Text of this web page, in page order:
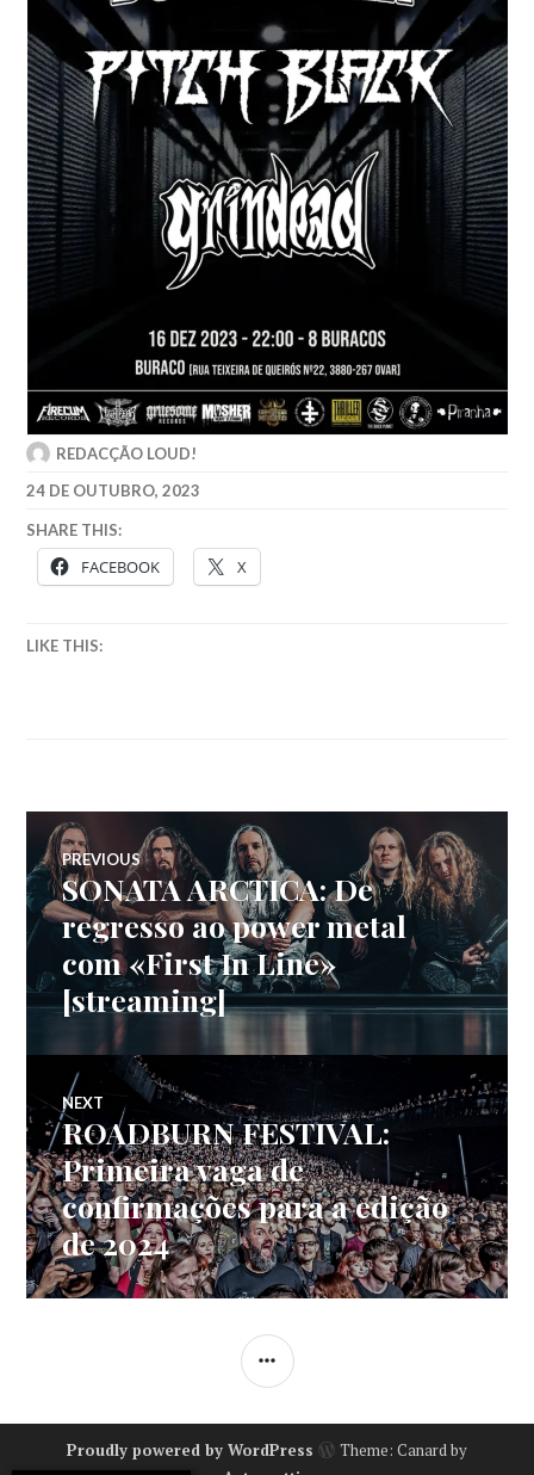
REDACÇÃO LOUD!
24 DE OUTUBRO, 2023
SHARE THIS:
FACEBOOK X
LIKE THIS:
Navegação
de
artigos
PREVIOUS
Previous
post:
SONATA ARCTICA: De
regresso ao power metal
com «First In Line»
[streaming]
NEXT
Next
post:
ROADBURN FESTIVAL:
Primeira vaga de
confirmações para a edição
de 2024
SIDEBAR
Proudly powered by WordPress
Theme: Canard by